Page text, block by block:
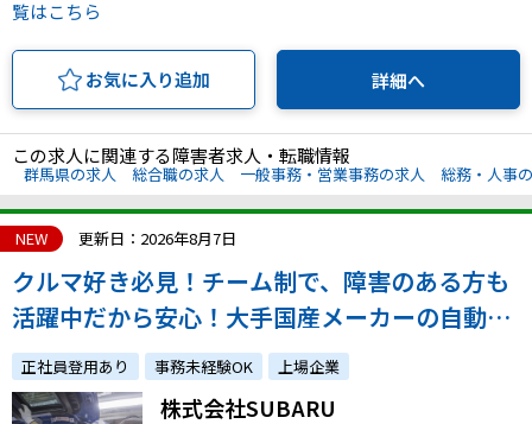
覧はこちら
お気に入り追加 詳細へ
この求人に関連する障害者求人・転職情報
群馬県の求人 総合職の求人 一般事務・営業事務の求人 総務・人事
NEW 更新日：2026年8月7日
クルマ好き必見！チーム制で、障害のある方も
活躍中だから安心！大手国産メーカーの自動車
製造に携わるお仕事です。「SUBARUへの想
い」を重視
正社員登用あり 事務未経験OK 上場企業
株式会社SUBARU